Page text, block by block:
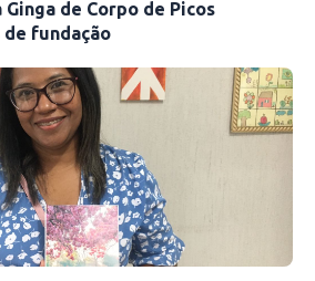
de Corpo de Picos
de fundação